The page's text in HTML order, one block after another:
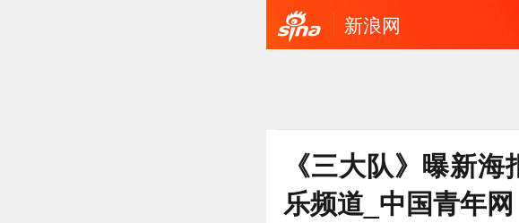
新浪网
《三大队》曝新
乐频道_中国青年网